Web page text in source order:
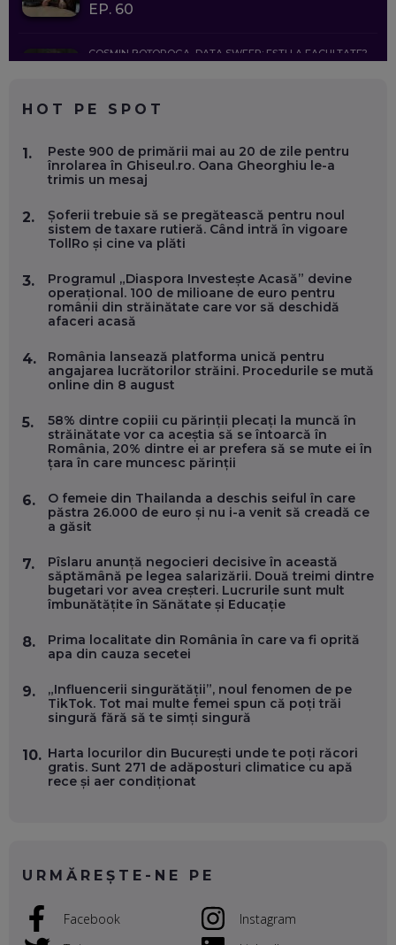
EP. 60
COSMIN BOȚOROGA, DATA SWEEP: EȘTI LA FACULTATE?
FOLOSEȘTI TEHNOLOGIA CA SĂ FII MAI BUN LA JOB. ȘI CUM
SE VA SCHIMBA MUNCA, ÎN URMĂTORII ANI
EP. 58
MARIUS PAȘCULEA, COFONDATOR AL KULTH: CUM
FOLOSEȘTI TEHNOLOGIA CA SĂ ÎȚI DESCHIZI DRUMUL
EP. 57
ANDREI AVĂDANEI, BIT SENTINEL: CUM ÎȚI PROTEJEZI
CARIERĂ DE „HACKER CU PERMIS”
EP. 56
DOINA VÎLCEANU, CONTENTSPEED: VREI SUCCES ONLINE?
ÎNVAȚĂ AEO ȘI GEO!
EP. 55
OLIVIU MATEI, HOLISUN: SOFTWARE DE LA CLUJ PENTRU
WASHINGTON, OCHELARI INTELIGENȚI ȘI FERME
VERTICALE FĂRĂ PĂMÂNT
VALENTIN VANCEA, CEO AL PATRIA BANK: AUTOMATIZĂM
PROCESE, DAR CE FACEM CÂND PICĂ BAZA DE DATE, LA
EP. 53
GLOBALĂ, FĂRĂ SĂ PIERZI LEGĂTURA CU COMUNITATEA
TA LOCALĂ - ȘI CE SĂ DAI ÎNAPOI
EP. 52
ROBERT GRAUR, FOMO: SPEAKERUL PE SCENĂ, INVITATUL
ÎN SALĂ, DAR ÎNVĂȚĂM UNII DE LA CEILALȚI. VIN JASON
DERULO, STEVEN BARTLETT ȘI ALȚI PESTE 60 DE
ȚIPĂ, CU FEȚELE ACOPERITE. CUM ÎNVĂȚĂM SĂ DISCUTĂM
EP. 50
HOT PE SPOT
1.
Peste 900 de primării mai au 20 de zile pentru
înrolarea în Ghiseul.ro. Oana Gheorghiu le-a
trimis un mesaj
2.
Șoferii trebuie să se pregătească pentru noul
sistem de taxare rutieră. Când intră în vigoare
TollRo și cine va plăti
3.
Programul „Diaspora Investește Acasă” devine
operațional. 100 de milioane de euro pentru
românii din străinătate care vor să deschidă
afaceri acasă
4.
România lansează platforma unică pentru
angajarea lucrătorilor străini. Procedurile se mută
online din 8 august
5.
58% dintre copiii cu părinții plecați la muncă în
străinătate vor ca aceștia să se întoarcă în
România, 20% dintre ei ar prefera să se mute ei în
țara în care muncesc părinții
6.
O femeie din Thailanda a deschis seiful în care
păstra 26.000 de euro și nu i-a venit să creadă ce
a găsit
7.
Pîslaru anunță negocieri decisive în această
săptămână pe legea salarizării. Două treimi dintre
bugetari vor avea creșteri. Lucrurile sunt mult
îmbunătățite în Sănătate și Educație
8.
Prima localitate din România în care va fi oprită
apa din cauza secetei
9.
„Influencerii singurătății”, noul fenomen de pe
TikTok. Tot mai multe femei spun că poți trăi
singură fără să te simți singură
10. Harta locurilor din București unde te poți răcori
gratis. Sunt 271 de adăposturi climatice cu apă
rece și aer condiționat
URMĂREȘTE-NE PE
Facebook
Instagram